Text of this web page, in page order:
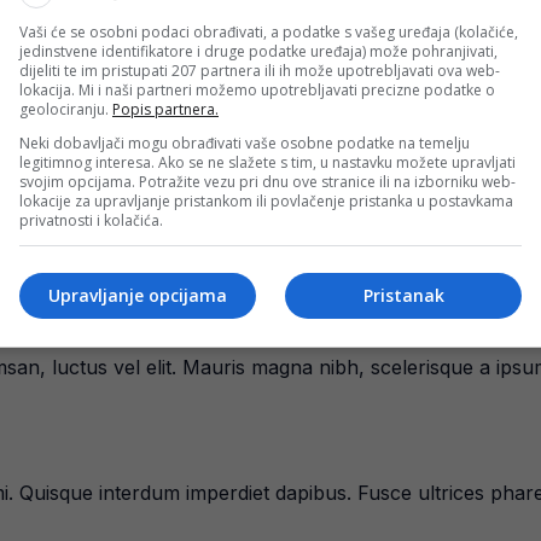
tincidunt ac malesuada et,
venenatis. Vivamus lobortis, urna sed scelerisque
vitae pretium. Duis eget mi libero. Vestibulum eu
luctus vel elit. Mauris magna nibh, scelerisque a
Quisque interdum imperdiet dapibus. Fusce ultrices
Vaši će se osobni podaci obrađivati, a podatke s vašeg uređaja (kolačiće,
jedinstvene identifikatore i druge podatke uređaja) može pohranjivati,
dijeliti te im pristupati 207 partnera ili ih može upotrebljavati ova web-
lokacija. Mi i naši partneri možemo upotrebljavati precizne podatke o
geolociranju. Popis partnera.
Neki dobavljači mogu obrađivati vaše osobne podatke na temelju
legitimnog interesa. Ako se ne slažete s tim, u nastavku možete upravljati
svojim opcijama. Potražite vezu pri dnu ove stranice ili na izborniku web-
lokacije za upravljanje pristankom ili povlačenje pristanka u postavkama
privatnosti i kolačića.
Pristanak
Upravljanje opcijama